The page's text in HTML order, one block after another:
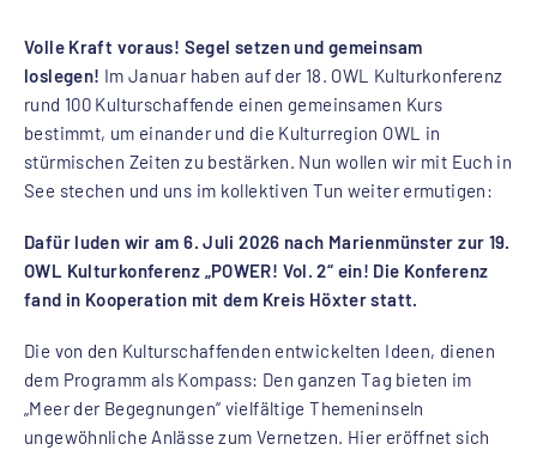
Volle Kraft voraus! Segel setzen und gemeinsam
loslegen! Im Januar haben auf der 18. OWL Kulturkonferenz
rund 100 Kulturschaffende einen gemeinsamen Kurs
bestimmt, um einander und die Kulturregion OWL in
stürmischen Zeiten zu bestärken. Nun wollen wir mit Euch in
See stechen und uns im kollektiven Tun weiter ermutigen:
Dafür luden wir am 6. Juli 2026 nach Marienmünster zur 19.
OWL Kulturkonferenz „POWER! Vol. 2“ ein! Die Konferenz
fand in Kooperation mit dem Kreis Höxter statt.
Die von den Kulturschaffenden entwickelten Ideen, dienen
dem Programm als Kompass: Den ganzen Tag bieten im
„Meer der Begegnungen“ vielfältige Themeninseln
ungewöhnliche Anlässe zum Vernetzen. Hier eröffnet sich